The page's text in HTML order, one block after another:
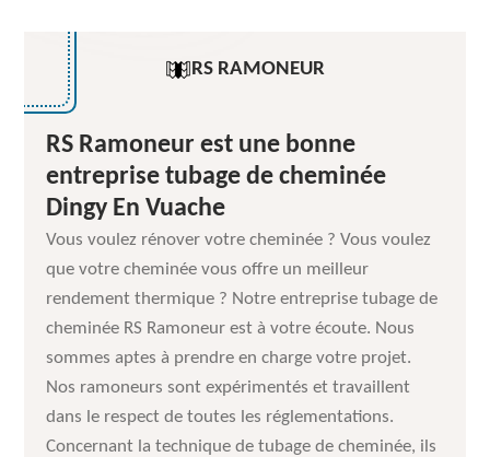
RS RAMONEUR
RS Ramoneur est une bonne
entreprise tubage de cheminée
Dingy En Vuache
Vous voulez rénover votre cheminée ? Vous voulez
que votre cheminée vous offre un meilleur
rendement thermique ? Notre entreprise tubage de
cheminée RS Ramoneur est à votre écoute. Nous
sommes aptes à prendre en charge votre projet.
Nos ramoneurs sont expérimentés et travaillent
dans le respect de toutes les réglementations.
Concernant la technique de tubage de cheminée, ils